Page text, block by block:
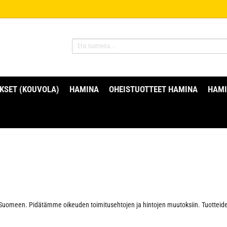
(KOUVOLA) HAMINA OHEISTUOTTEET HAMINA
Pidätämme oikeuden toimitusehtojen ja hintojen muutoksiin.